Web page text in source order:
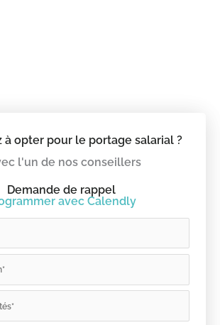
à opter pour le portage salarial ?
l'un de nos conseillers
Demande de rappel
avec Calendly